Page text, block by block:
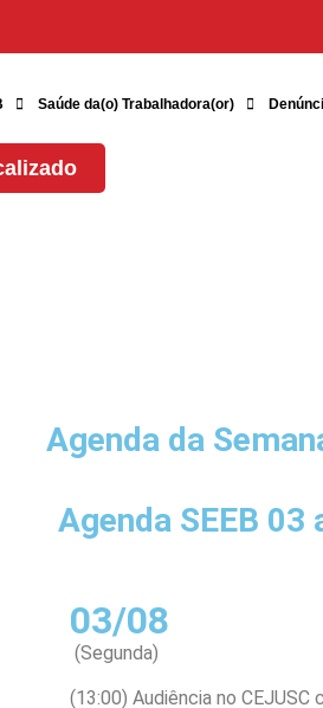
Saúde da(o) Trabalhadora(or)
Agenda da
Agenda SEEB
03/08
(Segunda)
(13:00) Audiência no CEJUSC